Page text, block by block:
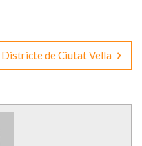
de Ciutat Vella